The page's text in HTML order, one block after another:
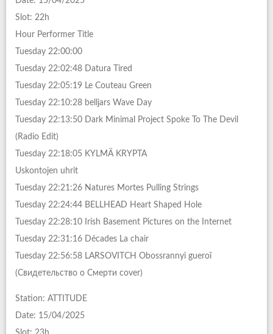
Slot: 22h
Hour Performer Title
Tuesday 22:00:00
Tuesday 22:02:48 Datura Tired
Tuesday 22:05:19 Le Couteau Green
Tuesday 22:10:28 belljars Wave Day
Tuesday 22:13:50 Dark Minimal Project Spoke To The Devil
(Radio Edit)
Tuesday 22:18:05 KYLMÄ KRYPTA
Uskontojen uhrit
Tuesday 22:21:26 Natures Mortes Pulling Strings
Tuesday 22:24:44 BELLHEAD Heart Shaped Hole
Tuesday 22:28:10 Irish Basement Pictures on the Internet
Tuesday 22:31:16 Décades La chair
Tuesday 22:56:58 LARSOVITCH Obossrannyi gueroï
(Свидетельство о Смерти cover)
Station: ATTITUDE
Date: 15/04/2025